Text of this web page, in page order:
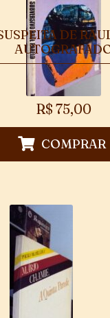
DE
R$ 75,00
COMPRAR